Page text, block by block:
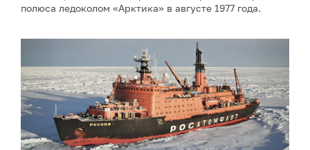
полюса ледоколом «Арктика» в августе 1977 года.